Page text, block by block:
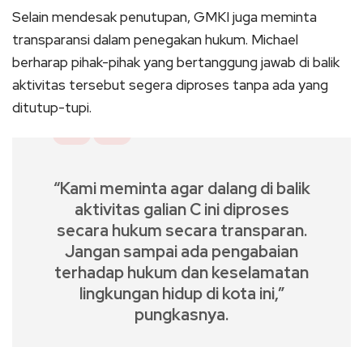
Selain mendesak penutupan, GMKI juga meminta
transparansi dalam penegakan hukum. Michael
berharap pihak-pihak yang bertanggung jawab di balik
aktivitas tersebut segera diproses tanpa ada yang
ditutup-tupi.
“Kami meminta agar dalang di balik
aktivitas galian C ini diproses
secara hukum secara transparan.
Jangan sampai ada pengabaian
terhadap hukum dan keselamatan
lingkungan hidup di kota ini,”
pungkasnya.